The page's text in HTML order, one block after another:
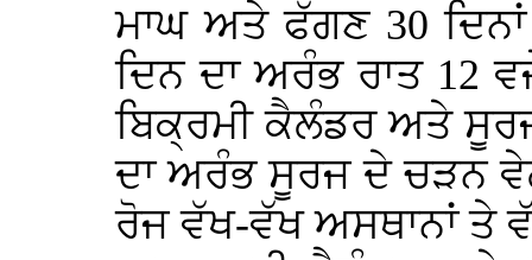
ਮਾਘ ਅਤੇ ਫੱਗਣ 30
ਦਿਨ ਦਾ ਅਰੰਭ ਰਾਤ 12
ਬਿਕ੍ਰਮੀ ਕੈਲੰਡਰ ਅਤੇ
ਦਾ ਅਰੰਭ ਸੂਰਜ ਦੇ ਚੜਨ
ਰੋਜ ਵੱਖ-ਵੱਖ ਅਸਥਾਨਾਂ ਤੇ